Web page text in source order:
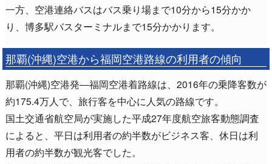
一方、空港連絡バスはバス乗り場まで10分から15分かか
り、博多駅バスターミナルまで15分かかります。
那覇(沖縄)空港から福岡空港路線の利用者の傾向
那覇(沖縄)空港発―福岡空港着路線は、2016年の乗降客数が
約175.4万人で、旅行客を中心に人気の路線です。
国土交通省航空局が実施した平成27年度航空旅客動態調査
によると、平日は利用者の約半数がビジネス客、休日は利
用者の約半数が観光客でした。